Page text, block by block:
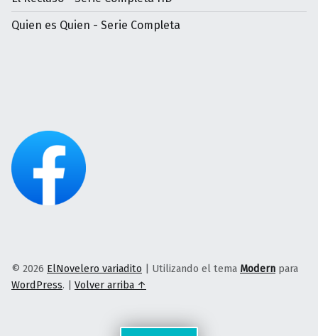
Quien es Quien - Serie Completa
© 2026 ElNovelero variadito Utilizando el tema Modern para
WordPress. Volver arriba ↑